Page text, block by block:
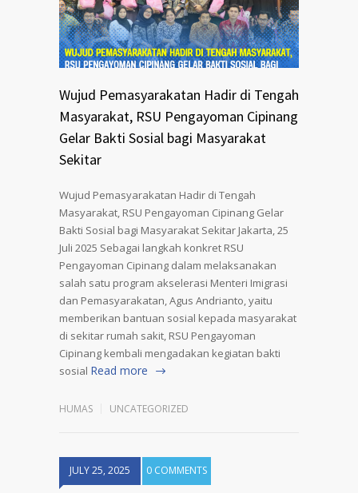
Wujud Pemasyarakatan Hadir di Tengah
Masyarakat, RSU Pengayoman Cipinang
Gelar Bakti Sosial bagi Masyarakat
Sekitar
Wujud Pemasyarakatan Hadir di Tengah
Masyarakat, RSU Pengayoman Cipinang Gelar
Bakti Sosial bagi Masyarakat Sekitar Jakarta, 25
Juli 2025 Sebagai langkah konkret RSU
Pengayoman Cipinang dalam melaksanakan
salah satu program akselerasi Menteri Imigrasi
dan Pemasyarakatan, Agus Andrianto, yaitu
memberikan bantuan sosial kepada masyarakat
di sekitar rumah sakit, RSU Pengayoman
Cipinang kembali mengadakan kegiatan bakti
sosial Read more
HUMAS UNCATEGORIZED
JULY 25, 2025 0 COMMENTS